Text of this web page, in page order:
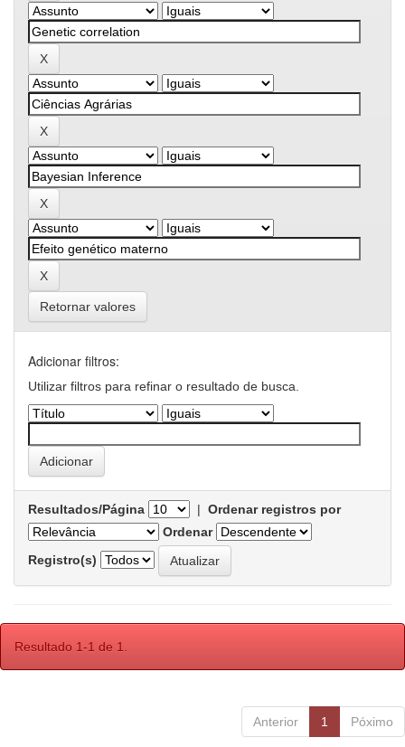
Retornar valores
Adicionar filtros:
Utilizar filtros para refinar o resultado de busca.
Resultados/Página | Ordenar registros por
Ordenar
Registro(s)
Resultado 1-1 de 1.
Anterior 1 Póximo